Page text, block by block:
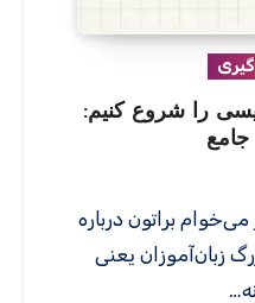
را شروع کنیم:
جامع
زبان‌آموزان یعنی